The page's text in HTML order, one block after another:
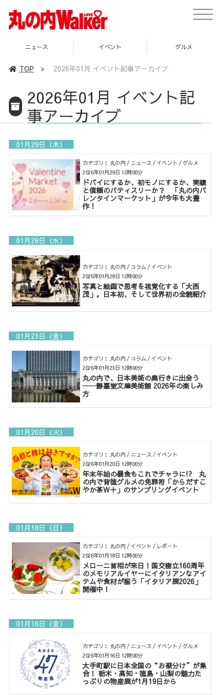
toggle
ニュース イベント グルメ
TOP > 2026年01月 イベント記事アーカイブ
2026年01月 イベント記
事アーカイブ
01月29日（木）
カテゴリ： 丸の内 / ニュース / イベント / グルメ
ドバイにするか、初モノにするか、実績
と信頼のパティスリーか？ 「丸の内バ
レンタインマーケット」が今年も大豊
作！
2026年01月29日 12時00分
01月28日（水）
カテゴリ： 丸の内 / コラム / イベント
写真と絵画で思考を視覚化する「大西
茂」。日本初、そして世界初の全貌紹介
2026年01月28日 12時00分
01月23日（金）
カテゴリ： 丸の内 / コラム / イベント
丸の内で、日本美術の奥行きに出会う
──静嘉堂文庫美術館 2026年の楽しみ
方
2026年01月23日 12時00分
01月20日（火）
カテゴリ： 丸の内 / ニュース / イベント
年末年始の暴食もこれでチャラに!? 丸
の内で背徳グルメの免罪符「からだすこ
やか茶W＋」のサンプリングイベント
2026年01月20日 12時00分
01月18日（日）
カテゴリ： 丸の内 / イベント / レポート
メローニ首相が来日！国交樹立160周年
のメモリアルイヤーにイタリアンなアイ
テムや食材が揃う「イタリア展2026」
開催中！
2026年01月18日 12時00分
01月16日（金）
カテゴリ： 丸の内 / ニュース / イベント / グルメ
大手町駅に日本全国の“お裾分け”が集
合！ 栃木・高知・徳島・山梨の魅力た
っぷりの物産展が1月19日から
2026年01月16日 12時00分